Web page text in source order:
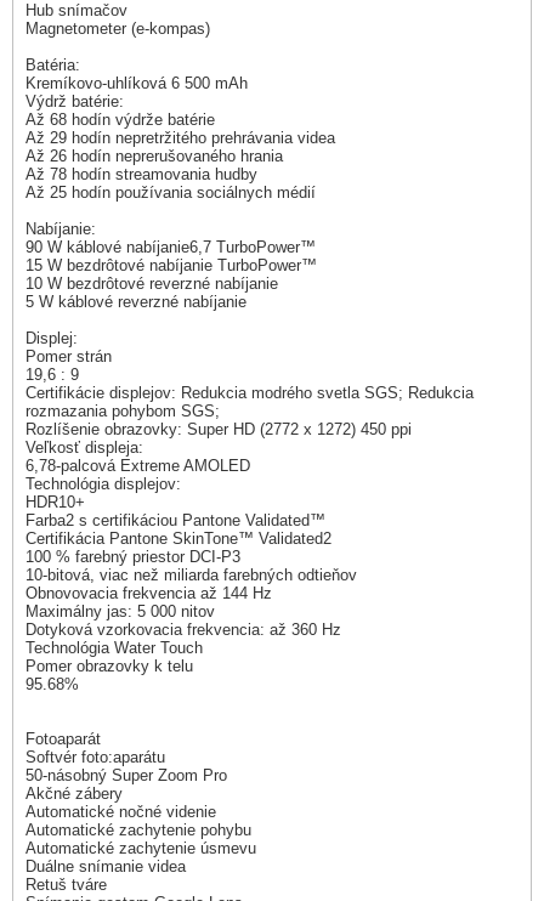
Hub snímačov
Magnetometer (e-kompas)
Batéria:
Kremíkovo-uhlíková 6 500 mAh
Výdrž batérie:
Až 68 hodín výdrže batérie
Až 29 hodín nepretržitého prehrávania videa
Až 26 hodín neprerušovaného hrania
Až 78 hodín streamovania hudby
Až 25 hodín používania sociálnych médií
Nabíjanie:
90 W káblové nabíjanie6,7 TurboPower™
15 W bezdrôtové nabíjanie TurboPower™
10 W bezdrôtové reverzné nabíjanie
5 W káblové reverzné nabíjanie
Displej:
Pomer strán
19,6 : 9
Certifikácie displejov: Redukcia modrého svetla SGS; Redukcia
rozmazania pohybom SGS;
Rozlíšenie obrazovky: Super HD (2772 x 1272) 450 ppi
Veľkosť displeja:
6,78-palcová Extreme AMOLED
Technológia displejov:
HDR10+
Farba2 s certifikáciou Pantone Validated™
Certifikácia Pantone SkinTone™ Validated2
100 % farebný priestor DCI-P3
10-bitová, viac než miliarda farebných odtieňov
Obnovovacia frekvencia až 144 Hz
Maximálny jas: 5 000 nitov
Dotyková vzorkovacia frekvencia: až 360 Hz
Technológia Water Touch
Pomer obrazovky k telu
95.68%
Fotoaparát
Softvér foto:aparátu
50-násobný Super Zoom Pro
Akčné zábery
Automatické nočné videnie
Automatické zachytenie pohybu
Automatické zachytenie úsmevu
Duálne snímanie videa
Retuš tváre